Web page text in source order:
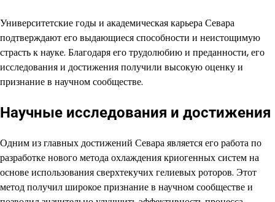
Университетские годы и академическая карьера Севара
подтверждают его выдающиеся способности и неистощимую
страсть к науке. Благодаря его трудолюбию и преданности, его
исследования и достижения получили высокую оценку и
признание в научном сообществе.
Научные исследования и достижения
Одним из главных достижений Севара является его работа по
разработке нового метода охлаждения криогенных систем на
основе использования сверхтекучих гелиевых роторов. Этот
метод получил широкое признание в научном сообществе и